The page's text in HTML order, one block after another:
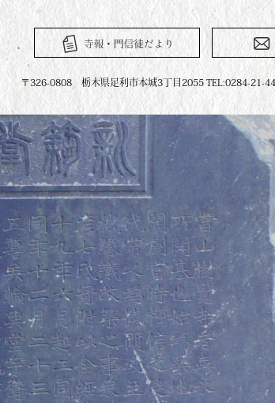
〒326-0808 栃木県足利市本城3丁目2055 TEL:0284-21-